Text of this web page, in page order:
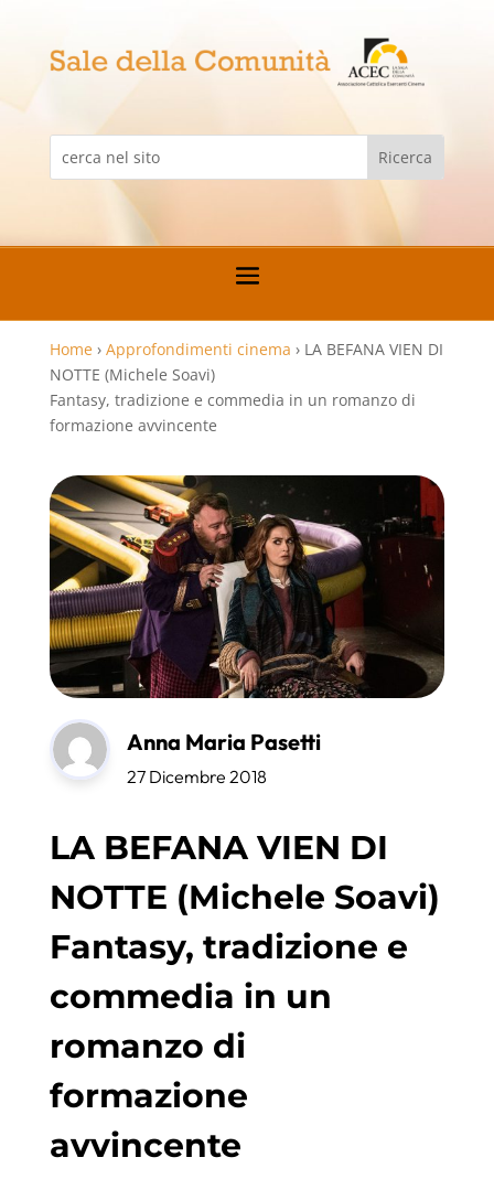
Home › Approfondimenti cinema › LA BEFANA VIEN DI
NOTTE (Michele Soavi)
Fantasy, tradizione e commedia in un romanzo di
formazione avvincente
Anna Maria Pasetti
27 Dicembre 2018
LA BEFANA VIEN DI
NOTTE (Michele Soavi)
Fantasy, tradizione e
commedia in un
romanzo di
formazione
avvincente